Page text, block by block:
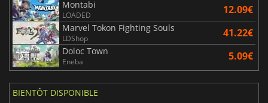
Montabi
LOADED 12.09€
Marvel Tokon Fighting Souls
LDShop 41.22€
Doloc Town
Eneba 5.09€
BIENTÔT DISPONIBLE